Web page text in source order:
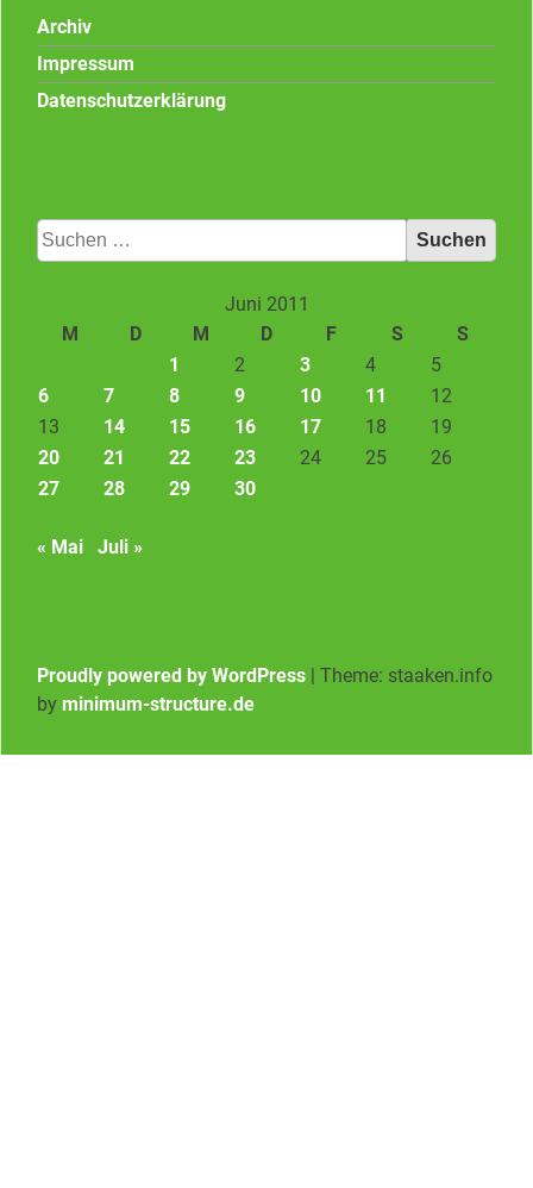
Archiv
Impressum
Datenschutzerklärung
Suchen
nach:
Juni 2011
M
D M D F S
S
1
2 3 4
5
6
7 8 9 10 11
12
13
14 15 16 17 18
19
20
21 22 23 24 25
26
27
28 29 30
« Mai Juli »
Proudly powered by WordPress | Theme: staaken.info
by minimum-structure.de